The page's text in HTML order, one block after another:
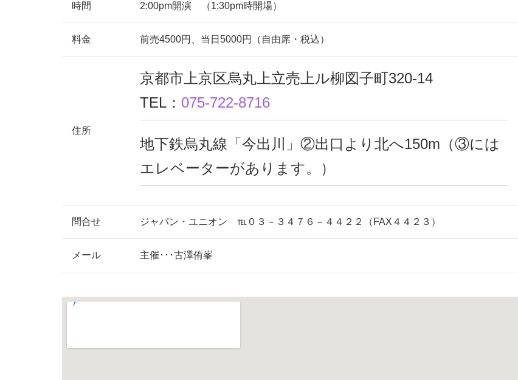
時間 2:00pm開演 （1:30pm時開場）
料金 前売4500円、当日5000円（自由席・税込）
住所
京都市上京区烏丸上立売上ル柳図子町320-14
TEL： 075-722-8716
地下鉄烏丸線「今出川」②出口より北へ150m（③には
エレベーターがあります。）
問合せ ジャパン・ユニオン ℡０３－３４７６－４４２２（FAX４４２３）
メール 主催･･･古澤侑峯